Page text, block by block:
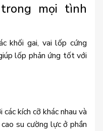
mọi tình
khối gai, vai lốp cứng
lốp phản ứng tốt với
kích cỡ khác nhau và
su cường lực ở phần